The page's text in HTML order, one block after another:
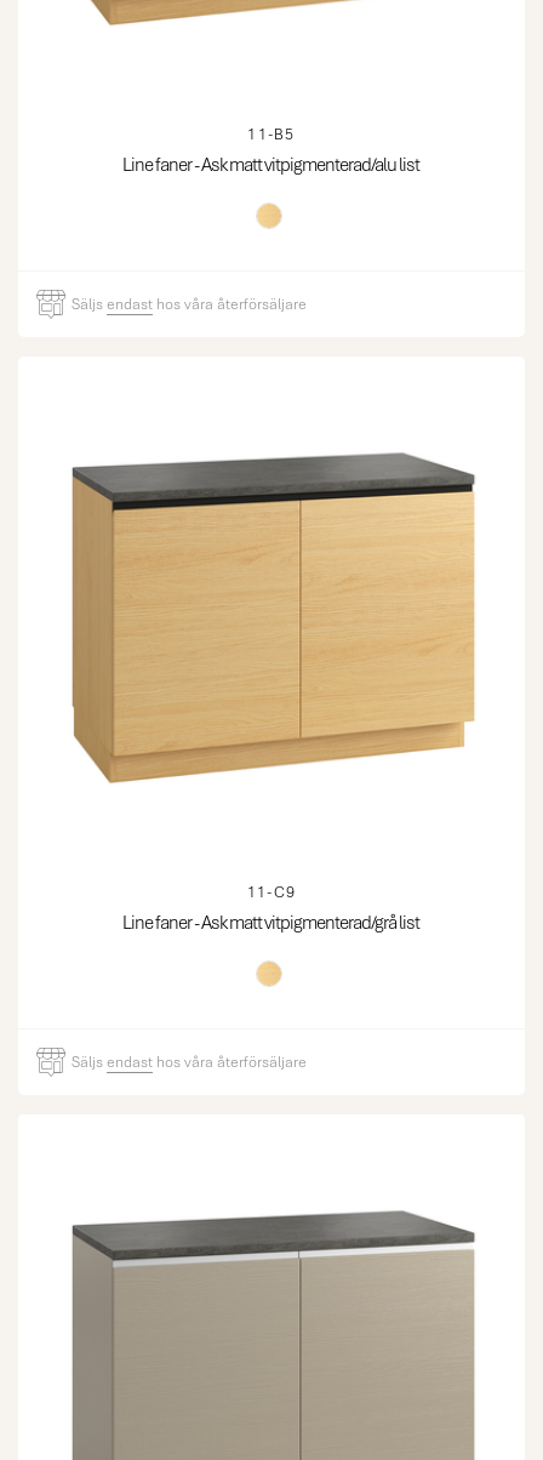
11-B5
Line faner - Ask matt vitpigmenterad/alu list
Säljsendast hos våra återförsäljare
11-C9
Line faner - Ask matt vitpigmenterad/grå list
Säljsendast hos våra återförsäljare